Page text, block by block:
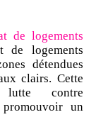
de logements
de logements
détendues
clairs. Cette
contre
un